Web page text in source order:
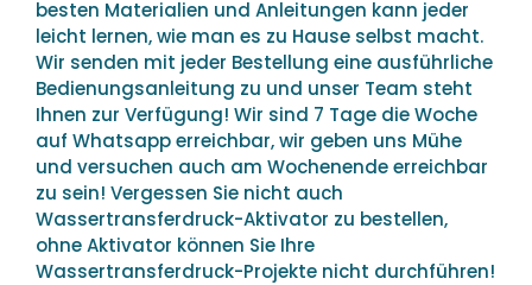
besten Materialien und Anleitungen kann jeder
leicht lernen, wie man es zu Hause selbst macht.
Wir senden mit jeder Bestellung eine ausführliche
Bedienungsanleitung zu und unser Team steht
Ihnen zur Verfügung! Wir sind 7 Tage die Woche
auf Whatsapp erreichbar, wir geben uns Mühe
und versuchen auch am Wochenende erreichbar
zu sein! Vergessen Sie nicht auch
Wassertransferdruck-Aktivator zu bestellen,
ohne Aktivator können Sie Ihre
Wassertransferdruck-Projekte nicht durchführen!